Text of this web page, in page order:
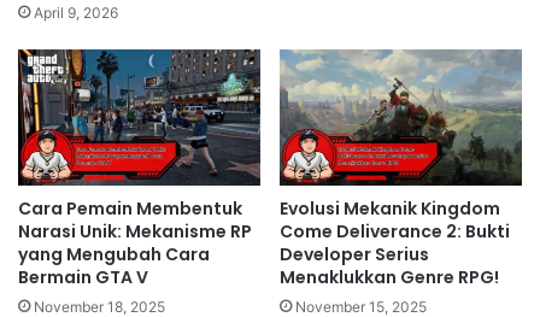
April 9, 2026
Cara Pemain Membentuk
Narasi Unik: Mekanisme RP
yang Mengubah Cara
Bermain GTA V
November 18, 2025
Evolusi Mekanik Kingdom
Come Deliverance 2: Bukti
Developer Serius
Menaklukkan Genre RPG!
November 15, 2025